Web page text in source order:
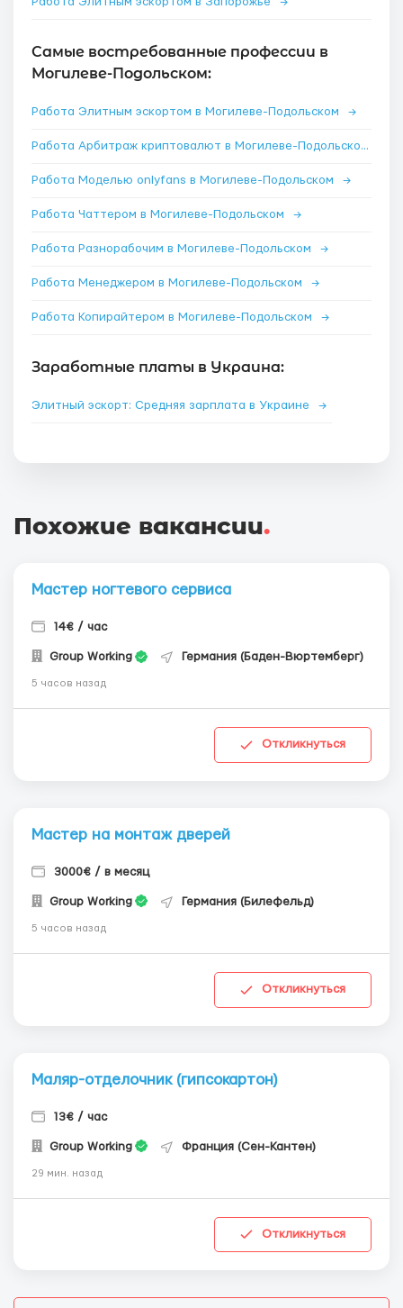
Самые востребованные профессии в
Могилеве-Подольском:
Работа Элитным эскортом в Могилеве-Подольском →
Работа Арбитраж криптовалют в Могилеве-Подольском
Работа Моделью onlyfans в Могилеве-Подольском →
Работа Чаттером в Могилеве-Подольском →
Работа Разнорабочим в Могилеве-Подольском →
Работа Менеджером в Могилеве-Подольском →
Работа Копирайтером в Могилеве-Подольском →
Заработные платы в Украина:
Элитный эскорт: Средняя зарплата в Украине →
Похожие вакансии.
Мастер ногтевого сервиса
14€ / час
Group Working Германия (Баден-Вюртемберг)
5 часов назад
Откликнуться
Мастер на монтаж дверей
3000€ / в месяц
Group Working Германия (Билефельд)
5 часов назад
Откликнуться
Маляр-отделочник (гипсокартон)
13€ / час
Group Working Франция (Сен-Кантен)
29 мин. назад
Откликнуться